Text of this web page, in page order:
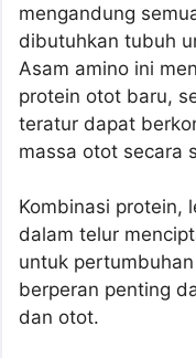
mengandung
dibutuhkan tubuh
Asam amino ini
protein otot baru,
teratur dapat
massa otot secara
Kombinasi protein,
dalam telur
untuk
berperan penting
dan otot.